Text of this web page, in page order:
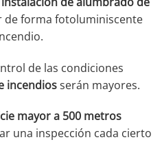
de forma fotoluminiscente
de las condiciones
incendiosserán mayores.
mayor a 500 metros
una inspección cada cierto